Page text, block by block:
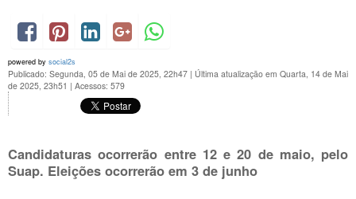
powered by social2s
Publicado: Segunda, 05 de Mai de 2025, 22h47 | Última atualização em Quarta, 14 de Mai
de 2025, 23h51 | Acessos: 579
Candidaturas ocorrerão entre 12 e 20 de maio, pelo
Suap. Eleições ocorrerão em 3 de junho